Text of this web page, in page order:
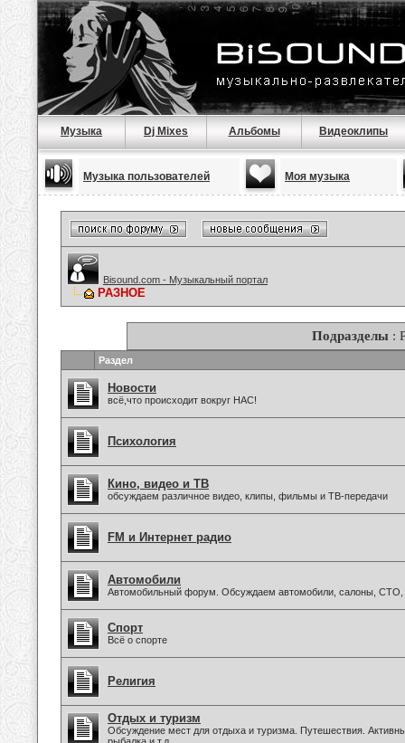
Музыка Dj Mixes Альбомы Видеоклипы
Музыка пользователей Моя музыка
Bisound.com - Музыкальный портал
РАЗНОЕ
Подразделы :
Раздел
Новости
всё,что происходит вокруг НАС!
Психология
Кино, видео и ТВ
обсуждаем различное видео, клипы, фильмы и ТВ-передачи
FM и Интернет радио
Автомобили
Автомобильный форум. Обсуждаем автомобили, салоны, СТО,
Спорт
Всё о спорте
Религия
Отдых и туризм
Обсуждение мест для отдыха и туризма. Путешествия.